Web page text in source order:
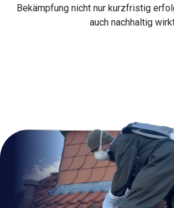
Bekämpfung nicht nur kurzfristig
auch nachhaltig